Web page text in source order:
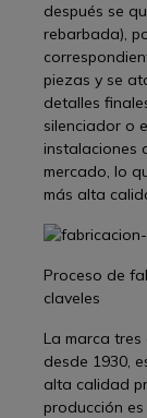
después se
rebarbada),
piezas y se
detalles
silenciador o
instalaciones
mercado, lo
más alta
Proceso de
claveles
La marca tres
desde 1930,
alta calidad
producción